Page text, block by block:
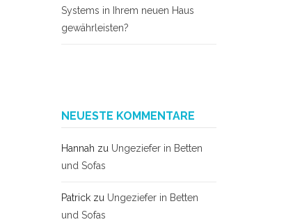
Systems in Ihrem neuen Haus
gewährleisten?
NEUESTE KOMMENTARE
Hannah zu Ungeziefer in Betten
und Sofas
Patrick zu Ungeziefer in Betten
und Sofas